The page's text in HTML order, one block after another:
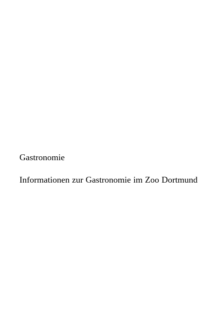
Gastronomie
Informationen zur Gastronomie im Zoo Dortmund